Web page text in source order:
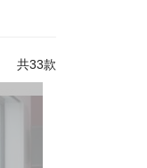
共33款